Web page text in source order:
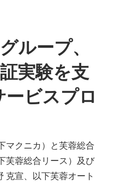
ループ、
実験を支
ビスプロ
マクニカ）と芙蓉総合
芙蓉総合リース）及び
克宣、以下芙蓉オート